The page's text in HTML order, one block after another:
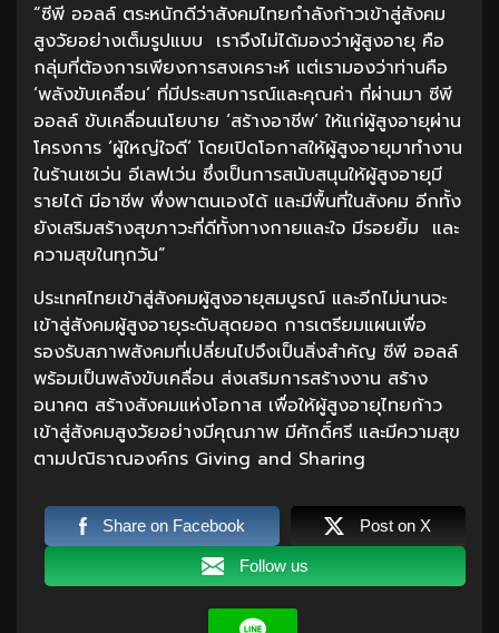
“ซีพี ออลล์ ตระหนักดีว่าสังคมไทยกำลังก้าวเข้าสู่สังคม
สูงวัยอย่างเต็มรูปแบบ เราจึงไม่ได้มองว่าผู้สูงอายุ คือ
กลุ่มที่ต้องการเพียงการสงเคราะห์ แต่เรามองว่าท่านคือ
‘พลังขับเคลื่อน’ ที่มีประสบการณ์และคุณค่า ที่ผ่านมา ซีพี
ออลล์ ขับเคลื่อนนโยบาย ‘สร้างอาชีพ’ ให้แก่ผู้สูงอายุผ่าน
โครงการ ‘ผู้ใหญ่ใจดี’ โดยเปิดโอกาสให้ผู้สูงอายุมาทำงาน
ในร้านเซเว่น อีเลฟเว่น ซึ่งเป็นการสนับสนุนให้ผู้สูงอายุมี
รายได้ มีอาชีพ พึ่งพาตนเองได้ และมีพื้นที่ในสังคม อีกทั้ง
ยังเสริมสร้างสุขภาวะที่ดีทั้งทางกายและใจ มีรอยยิ้ม และ
ความสุขในทุกวัน”
ประเทศไทยเข้าสู่สังคมผู้สูงอายุสมบูรณ์ และอีกไม่นานจะ
เข้าสู่สังคมผู้สูงอายุระดับสุดยอด การเตรียมแผนเพื่อ
รองรับสภาพสังคมที่เปลี่ยนไปจึงเป็นสิ่งสำคัญ ซีพี ออลล์
พร้อมเป็นพลังขับเคลื่อน ส่งเสริมการสร้างงาน สร้าง
อนาคต สร้างสังคมแห่งโอกาส เพื่อให้ผู้สูงอายุไทยก้าว
เข้าสู่สังคมสูงวัยอย่างมีคุณภาพ มีศักดิ์ศรี และมีความสุข
ตามปณิธาณองค์กร Giving and Sharing
Share on Facebook Post on X
Follow us